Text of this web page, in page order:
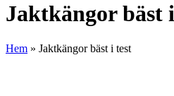
Jaktkängor bäst
Hem » Jaktkängor bäst i test